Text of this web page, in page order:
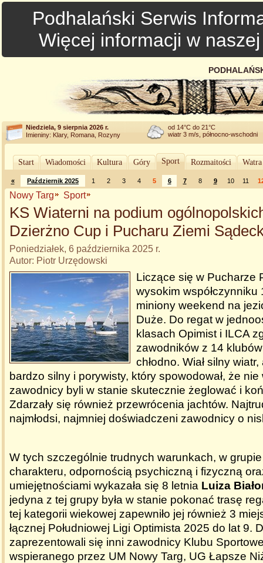
Podhalański Serwis
Więcej informacji w
Niedziela, 9 sierpnia 2026 r.
Imieniny: Klary, Romana, Rozyny
od 14°C do 21°C
wiatr 3 m/s, północno-wschodni
Start Wiadomości Kultura Góry Sport Rozmaitości
« Październik 2025 1 2 3 4 5 6 7 8 9 10 11
Nowy Targ Sport
KS Wiaterni na podium
Dzierżno Cup i Pucharu Ziemi
Poniedziałek, 6 października 2025 r.
Autor: Piotr Urzędowski
Liczące się w Pucharze
wysokim współczynniku
miniony weekend na
Duże. Do regat w
klasach Opimist i ILCA
zawodników z 14
chłodno. Wiał silny
bardzo silny i porywisty, który spowodował, że
zawodnicy byli w stanie skutecznie żeglować i
Zdarzały się również przewrócenia jachtów.
najmłodsi, najmniej doświadczeni zawodnicy o
W tych szczególnie trudnych warunkach, w grupie
charakteru, odpornością psychiczną i fizyczną
umiejętnościami wykazała się 8 letnia Luiza
jedyna z tej grupy była w stanie pokonać trasę
tej kategorii wiekowej zapewniło jej również 3
łącznej Południowej Ligi Optimista 2025 do lat 9.
zaprezentowali się inni zawodnicy Klubu
wspieranego przez UM Nowy Targ, UG Łapsze